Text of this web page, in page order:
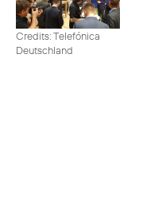
Credits: Telefónica
Deutschland